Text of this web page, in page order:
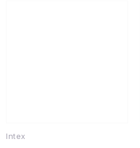
Intex